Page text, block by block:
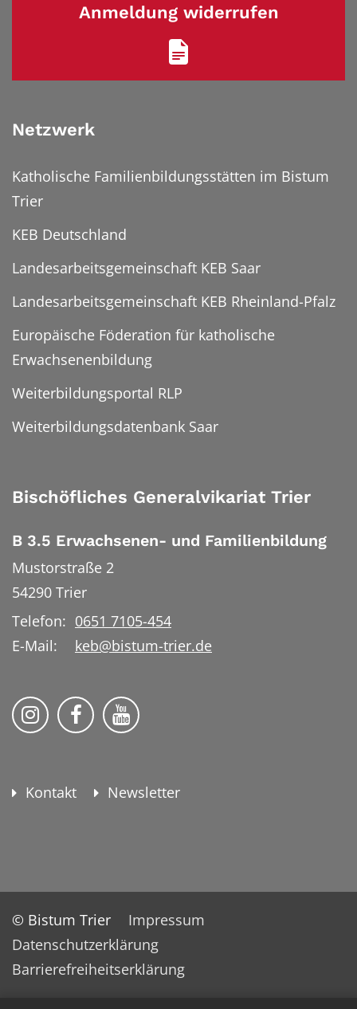
Anmeldung widerrufen
Netzwerk
Katholische Familienbildungsstätten im Bistum
Trier
KEB Deutschland
Landesarbeitsgemeinschaft KEB Saar
Landesarbeitsgemeinschaft KEB Rheinland-Pfalz
Europäische Föderation für katholische
Erwachsenenbildung
Weiterbildungsportal RLP
Weiterbildungsdatenbank Saar
Bischöfliches Generalvikariat Trier
B 3.5 Erwachsenen- und Familienbildung
Mustorstraße 2
54290 Trier
Telefon: 0651 7105-454
E-Mail:
keb@bistum-trier.de
KEB Bildung Leben auf Instagram
KEB Bildung Leben auf Facebook
KEB Bildung Leben auf
Kontakt Newsletter
© Bistum Trier
Impressum
Datenschutzerklärung
Barrierefreiheitserklärung